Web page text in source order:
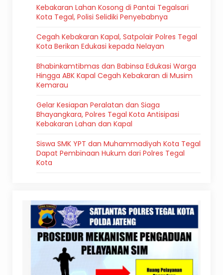
Kebakaran Lahan Kosong di Pantai Tegalsari
Kota Tegal, Polisi Selidiki Penyebabnya
Cegah Kebakaran Kapal, Satpolair Polres Tegal
Kota Berikan Edukasi kepada Nelayan
Bhabinkamtibmas dan Babinsa Edukasi Warga
Hingga ABK Kapal Cegah Kebakaran di Musim
Kemarau
Gelar Kesiapan Peralatan dan Siaga
Bhayangkara, Polres Tegal Kota Antisipasi
Kebakaran Lahan dan Kapal
Siswa SMK YPT dan Muhammadiyah Kota Tegal
Dapat Pembinaan Hukum dari Polres Tegal
Kota